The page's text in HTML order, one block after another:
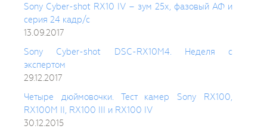
Sony Cyber-shot RX10 IV – зум 25х, фазовый АФ и
серия 24 кадр/с
13.09.2017
Sony Cyber-shot DSC-RX10M4. Неделя с
экспертом
29.12.2017
Четыре дюймовочки. Тест камер Sony RX100,
RX100M II, RX100 III и RX100 IV
30.12.2015